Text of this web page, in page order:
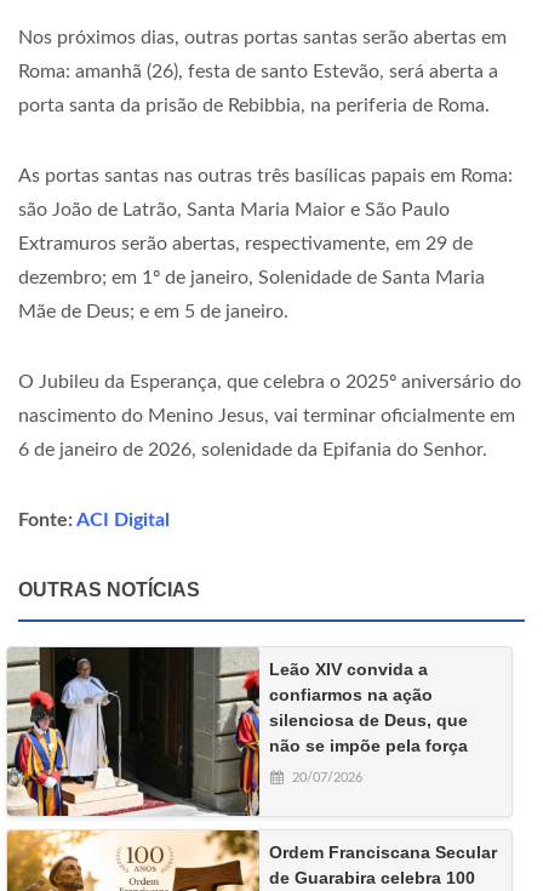
Nos próximos dias, outras portas santas serão abertas em
Roma: amanhã (26), festa de santo Estevão, será aberta a
porta santa da prisão de Rebibbia, na periferia de Roma.
As portas santas nas outras três basílicas papais em Roma:
são João de Latrão, Santa Maria Maior e São Paulo
Extramuros serão abertas, respectivamente, em 29 de
dezembro; em 1º de janeiro, Solenidade de Santa Maria
Mãe de Deus; e em 5 de janeiro.
O Jubileu da Esperança, que celebra o 2025º aniversário do
nascimento do Menino Jesus, vai terminar oficialmente em
6 de janeiro de 2026, solenidade da Epifania do Senhor.
Fonte: ACI Digital
OUTRAS NOTÍCIAS
Leão XIV convida a
confiarmos na ação
silenciosa de Deus, que
não se impõe pela força
20/07/2026
Ordem Franciscana Secular
de Guarabira celebra 100